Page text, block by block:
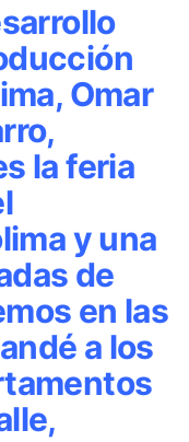
Omar
la feria
y una
de
en las
a los